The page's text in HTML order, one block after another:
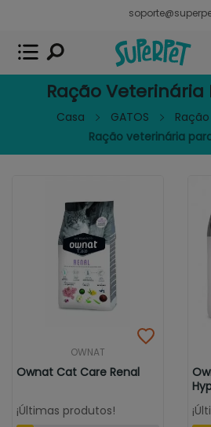
Ração Veterinária
Casa GATOS
Ração veterinária
OWNAT
Ownat Cat Care Renal
¡Últimas produtos!
Superpet, comida para
APP GRATIS - En Google Play